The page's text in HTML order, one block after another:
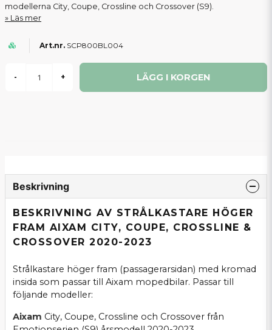
modellerna City, Coupe, Crossline och Crossover (S9).
Läs mer
SCP800BL004
- + LÄGG I KORGEN
Beskrivning
BESKRIVNING AV STRÅLKASTARE HÖGER
FRAM AIXAM CITY, COUPE, CROSSLINE &
CROSSOVER 2020-2023
Strålkastare höger fram (passagerarsidan) med kromad
insida som passar till Aixam mopedbilar. Passar till
följande modeller:
Aixam City, Coupe, Crossline och Crossover från